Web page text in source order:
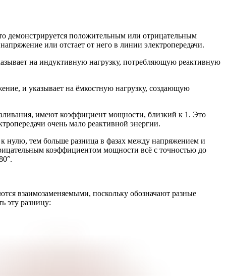
демонстрируется положительным или отрицательным
или отстает от него в линии электропередачи.
на индуктивную нагрузку, потребляющую реактивную
и указывает на ёмкостную нагрузку, создающую
имеют коэффициент мощности, близкий к 1. Это
очень мало реактивной энергии.
тем больше разница в фазах между напряжением и
коэффициентом мощности всё с точностью до
взаимозаменяемыми, поскольку обозначают разные
эту разницу: